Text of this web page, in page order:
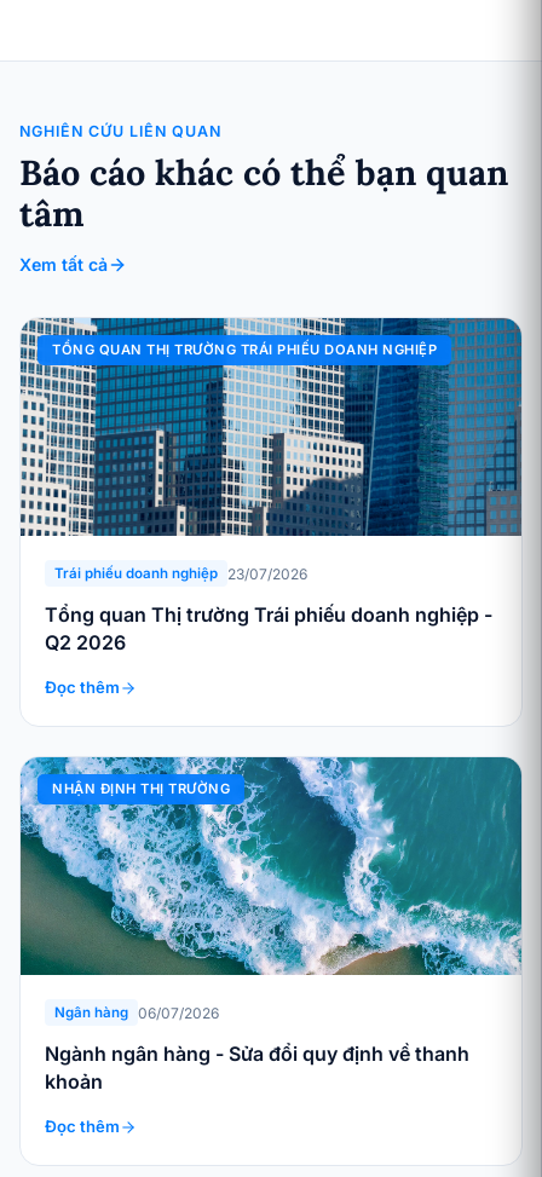
NGHIÊN CỨU LIÊN QUAN
Báo cáo khác có thể bạn quan
tâm
Xem tất cả
TỔNG QUAN THỊ TRƯỜNG TRÁI PHIẾU DOANH NGHIỆP
Trái phiếu doanh nghiệp 23/07/2026
Tổng quan Thị trường Trái phiếu doanh nghiệp -
Q2 2026
Đọc thêm
NHẬN ĐỊNH THỊ TRƯỜNG
Ngân hàng 06/07/2026
Ngành ngân hàng - Sửa đổi quy định về thanh
khoản
Đọc thêm